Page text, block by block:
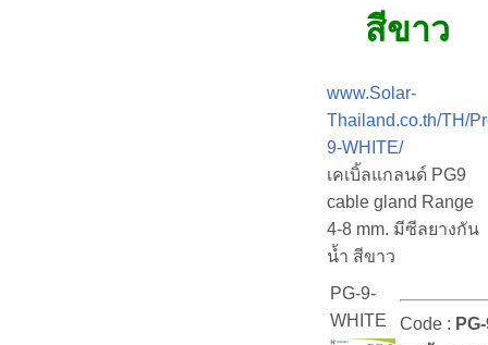
สีขาว
www.Solar-
Thailand.co.th/TH/
9-WHITE/
เคเบิ้ลแกลนด์ PG9
cable gland Range
4-8 mm. มีซีลยางกัน
น้ำ สีขาว
PG-9-
WHITE
Code :